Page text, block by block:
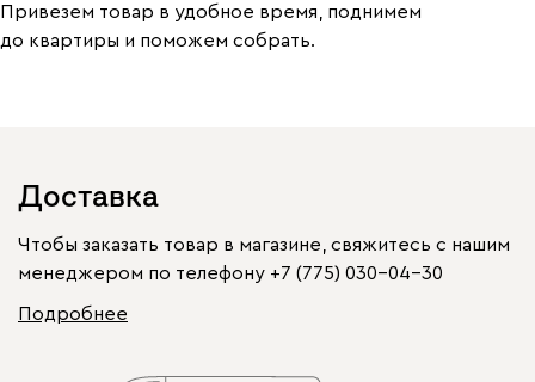
Привезем товар в удобное время, поднимем
до квартиры и поможем собрать.
Доставка
Чтобы заказать товар в магазине, свяжитесь с нашим
менеджером по телефону +7 (775) 030-04-30
Подробнее